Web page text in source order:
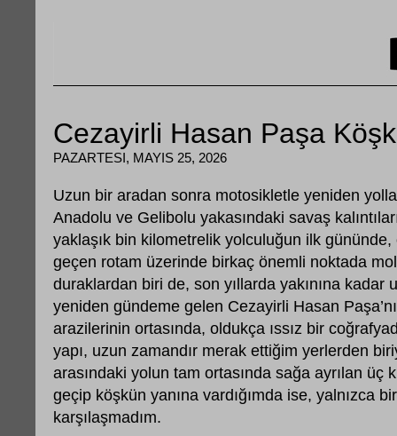
Cezayirli Hasan Paşa
PAZARTESI, MAYIS 25, 2026
Uzun bir aradan sonra motosikletle yeniden
Anadolu ve Gelibolu yakasındaki savaş
yaklaşık bin kilometrelik yolculuğun ilk
geçen rotam üzerinde birkaç önemli noktada
duraklardan biri de, son yıllarda yakınına kadar
yeniden gündeme gelen Cezayirli Hasan
arazilerinin ortasında, oldukça ıssız bir
yapı, uzun zamandır merak ettiğim yerlerden
arasındaki yolun tam ortasında sağa ayrılan üç
geçip köşkün yanına vardığımda ise, yalnızca
karşılaşmadım.